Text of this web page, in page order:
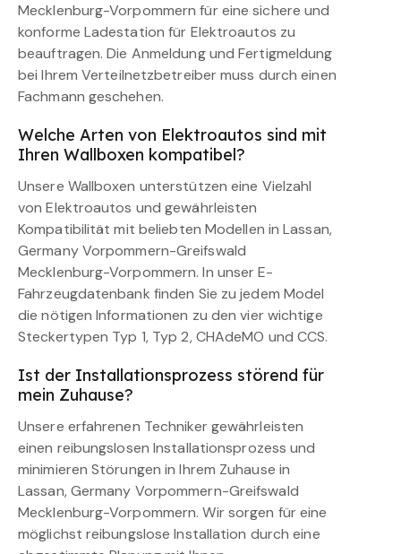
Mecklenburg-Vorpommern für eine sichere und
konforme Ladestation für Elektroautos zu
beauftragen. Die Anmeldung und Fertigmeldung
bei Ihrem Verteilnetzbetreiber muss durch einen
Fachmann geschehen.
Welche Arten von Elektroautos sind mit
Ihren Wallboxen kompatibel?
Unsere Wallboxen unterstützen eine Vielzahl
von Elektroautos und gewährleisten
Kompatibilität mit beliebten Modellen in Lassan,
Germany Vorpommern-Greifswald
Mecklenburg-Vorpommern. In unser E-
Fahrzeugdatenbank finden Sie zu jedem Model
die nötigen Informationen zu den vier wichtige
Steckertypen Typ 1, Typ 2, CHAdeMO und CCS.
Ist der Installationsprozess störend für
mein Zuhause?
Unsere erfahrenen Techniker gewährleisten
einen reibungslosen Installationsprozess und
minimieren Störungen in Ihrem Zuhause in
Lassan, Germany Vorpommern-Greifswald
Mecklenburg-Vorpommern. Wir sorgen für eine
möglichst reibungslose Installation durch eine